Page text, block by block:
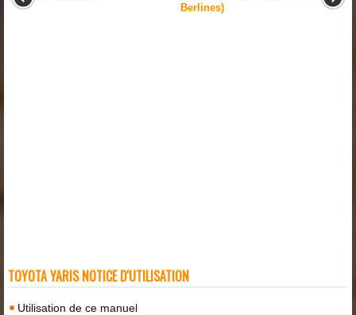
Berlines)
TOYOTA YARIS NOTICE D'UTILISATION
Utilisation de ce manuel